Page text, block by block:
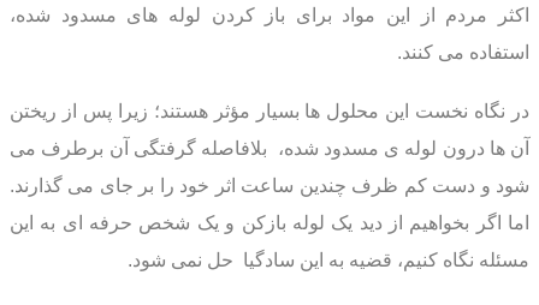
اکثر مردم از این مواد برای باز کردن لوله های مسدود شده،
استفاده می کنند.
در نگاه نخست این محلول ها بسیار مؤثر هستند؛ زیرا پس از ریختن
آن ها درون لوله ی مسدود شده، بلافاصله گرفتگی آن برطرف می
شود و دست کم ظرف چندین ساعت اثر خود را بر جای می گذارند.
اما اگر بخواهیم از دید یک لوله بازکن و یک شخص حرفه ای به این
مسئله نگاه کنیم، قضیه به این سادگیا حل نمی شود.